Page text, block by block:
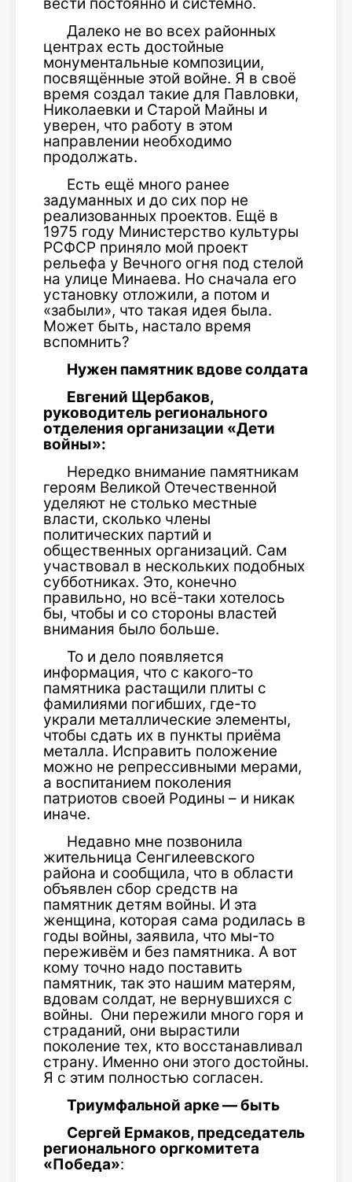
Далеко не во всех районных
центрах есть достойные
монументальные композиции,
посвящённые этой войне. Я в своё
время создал такие для Павловки,
Николаевки и Старой Майны и
уверен, что работу в этом
направлении необходимо
продолжать.
Есть ещё много ранее
задуманных и до сих пор не
реализованных проектов. Ещё в
1975 году Министерство культуры
РСФСР приняло мой проект
рельефа у Вечного огня под стелой
на улице Минаева. Но сначала его
установку отложили, а потом и
«забыли», что такая идея была.
Может быть, настало время
вспомнить?
Нужен памятник вдове солдата
Евгений Щербаков,
руководитель регионального
отделения организации «Дети
войны»:
Нередко внимание памятникам
героям Великой Отечественной
уделяют не столько местные
власти, сколько члены
политических партий и
общественных организаций. Сам
участвовал в нескольких подобных
субботниках. Это, конечно
правильно, но всё-таки хотелось
бы, чтобы и со стороны властей
внимания было больше.
То и дело появляется
информация, что с какого-то
памятника растащили плиты с
фамилиями погибших, где-то
украли металлические элементы,
чтобы сдать их в пункты приёма
металла. Исправить положение
можно не репрессивными мерами,
а воспитанием поколения
патриотов своей Родины – и никак
иначе.
Недавно мне позвонила
жительница Сенгилеевского
района и сообщила, что в области
объявлен сбор средств на
памятник детям войны. И эта
женщина, которая сама родилась в
годы войны, заявила, что мы-то
переживём и без памятника. А вот
кому точно надо поставить
памятник, так это нашим матерям,
вдовам солдат, не вернувшихся с
войны. Они пережили много горя и
страданий, они вырастили
поколение тех, кто восстанавливал
страну. Именно они этого достойны.
Я с этим полностью согласен.
Триумфальной арке — быть
Сергей Ермаков, председатель
регионального оргкомитета
«Победа»: